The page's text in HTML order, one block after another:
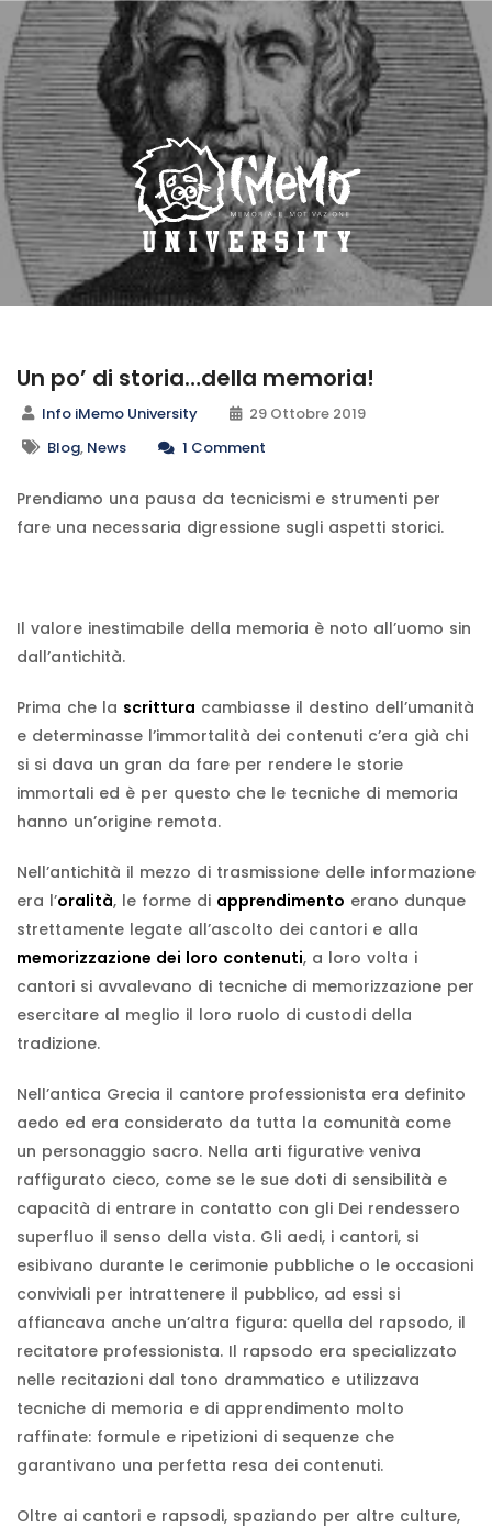
Un po’ di storia…della memoria!
Info iMemo University
29 Ottobre 2019
Blog, News 1 Comment
Prendiamo una pausa da tecnicismi e strumenti per
fare una necessaria digressione sugli aspetti storici.
Il valore inestimabile della memoria è noto all’uomo sin
dall’antichità.
Prima che la scrittura cambiasse il destino dell’umanità
e determinasse l’immortalità dei contenuti c’era già chi
si si dava un gran da fare per rendere le storie
immortali ed è per questo che le tecniche di memoria
hanno un’origine remota.
Nell’antichità il mezzo di trasmissione delle informazione
era l’oralità, le forme di apprendimento erano dunque
strettamente legate all’ascolto dei cantori e alla
memorizzazione dei loro contenuti, a loro volta i
cantori si avvalevano di tecniche di memorizzazione per
esercitare al meglio il loro ruolo di custodi della
tradizione.
Nell’antica Grecia il cantore professionista era definito
aedo ed era considerato da tutta la comunità come
un personaggio sacro. Nella arti figurative veniva
raffigurato cieco, come se le sue doti di sensibilità e
capacità di entrare in contatto con gli Dei rendessero
superfluo il senso della vista. Gli aedi, i cantori, si
esibivano durante le cerimonie pubbliche o le occasioni
conviviali per intrattenere il pubblico, ad essi si
affiancava anche un’altra figura: quella del rapsodo, il
recitatore professionista. Il rapsodo era specializzato
nelle recitazioni dal tono drammatico e utilizzava
tecniche di memoria e di apprendimento molto
raffinate: formule e ripetizioni di sequenze che
garantivano una perfetta resa dei contenuti.
Oltre ai cantori e rapsodi, spaziando per altre culture,